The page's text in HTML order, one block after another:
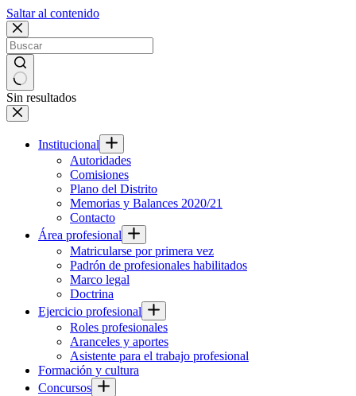
Saltar al contenido
Sin resultados
Institucional
Autoridades
Comisiones
Plano del Distrito
Memorias y Balances 2020/21
Contacto
Área profesional
Matricularse por primera vez
Padrón de profesionales habilitados
Marco legal
Doctrina
Ejercicio profesional
Roles profesionales
Aranceles y aportes
Asistente para el trabajo profesional
Formación y cultura
Concursos